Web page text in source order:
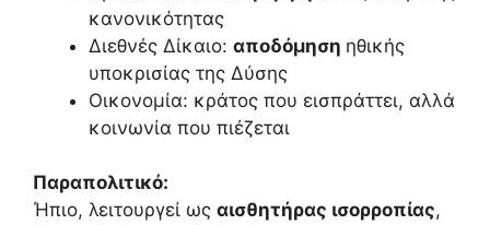
κανονικότητας
Διεθνές Δίκαιο: αποδόμηση ηθικής
υποκρισίας της Δύσης
Οικονομία: κράτος που εισπράττει, αλλά
κοινωνία που πιέζεται
Παραπολιτικό:
Ήπιο, λειτουργεί ως αισθητήρας ισορροπίας,